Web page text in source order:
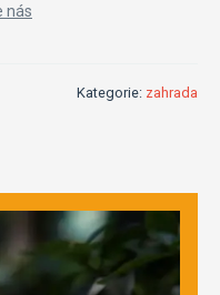
nás
Kategorie: zahrada